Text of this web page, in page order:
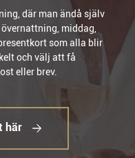
där man ändå själv
middag,
som alla blir
och välj att få
eller brev.
här